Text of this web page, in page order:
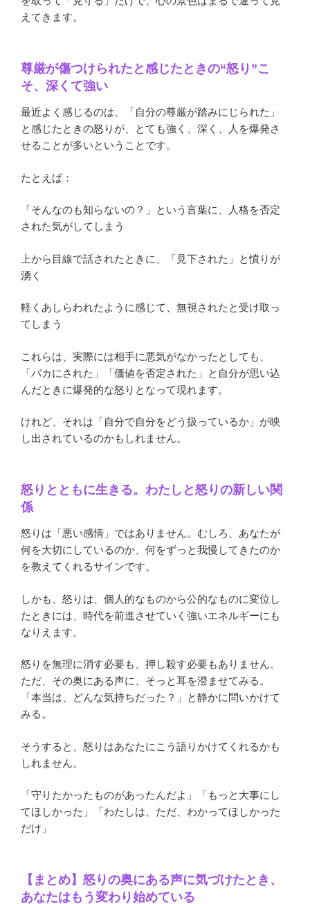
えてきます。
尊厳が傷つけられたと感じたときの“怒り”こ
そ、深くて強い
最近よく感じるのは、「自分の尊厳が踏みにじられた」
と感じたときの怒りが、とても強く、深く、人を爆発さ
せることが多いということです。
たとえば：
「そんなのも知らないの？」という言葉に、人格を否定
された気がしてしまう
上から目線で話されたときに、「見下された」と憤りが
湧く
軽くあしらわれたように感じて、無視されたと受け取っ
てしまう
これらは、実際には相手に悪気がなかったとしても、
「バカにされた」「価値を否定された」と自分が思い込
んだときに爆発的な怒りとなって現れます。
けれど、それは「自分で自分をどう扱っているか」が映
し出されているのかもしれません。
怒りとともに生きる。わたしと怒りの新しい関
係
怒りは「悪い感情」ではありません。むしろ、あなたが
何を大切にしているのか、何をずっと我慢してきたのか
を教えてくれるサインです。
しかも、怒りは、個人的なものから公的なものに変位し
たときには、時代を前進させていく強いエネルギーにも
なりえます。
怒りを無理に消す必要も、押し殺す必要もありません。
ただ、その奥にある声に、そっと耳を澄ませてみる。
「本当は、どんな気持ちだった？」と静かに問いかけて
みる。
そうすると、怒りはあなたにこう語りかけてくれるかも
しれません。
「守りたかったものがあったんだよ」「もっと大事にし
てほしかった」「わたしは、ただ、わかってほしかった
だけ」
【まとめ】怒りの奥にある声に気づけたとき、
あなたはもう変わり始めている